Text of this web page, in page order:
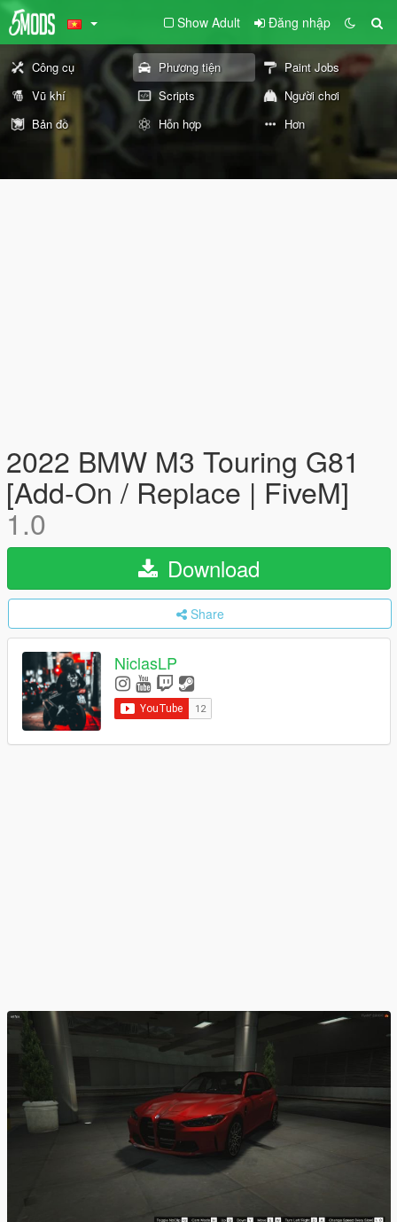
Show Adult Đăng nhập
Công cụ Phương tiện
Paint Jobs
Vũ khí
Scripts
Người chơi
Bản đồ
Hỗn hợp Hơn
2022 BMW M3 Touring G81
[Add-On / Replace | FiveM]
1.0
Download
Share
NiclasLP